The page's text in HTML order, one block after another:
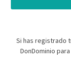
Si has registrado
DonDominio